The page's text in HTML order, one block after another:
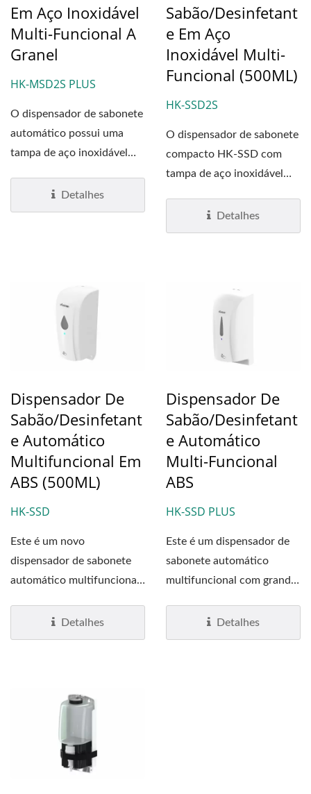
Em Aço Inoxidável
Multi-Funcional A
Granel
HK-MSD2S PLUS
O dispensador de sabonete
automático possui uma
tampa de aço inoxidável
Detalhes
Sabão/Desinfetant
E Em Aço
Inoxidável Multi-
Funcional (500ML)
HK-SSD2S
O dispensador de sabonete
compacto HK-SSD com
tampa de aço inoxidável
Detalhes
Dispensador De
Sabão/Desinfetant
E Automático
Multifuncional Em
ABS (500ML)
HK-SSD
Este é um novo
dispensador de sabonete
automático multifuncional
patenteadas...Detalhes
Dispensador De
Sabão/Desinfetant
E Automático
Multi-Funcional
ABS
HK-SSD PLUS
Este é um dispensador de
sabonete automático
multifuncional com grande
Detalhes